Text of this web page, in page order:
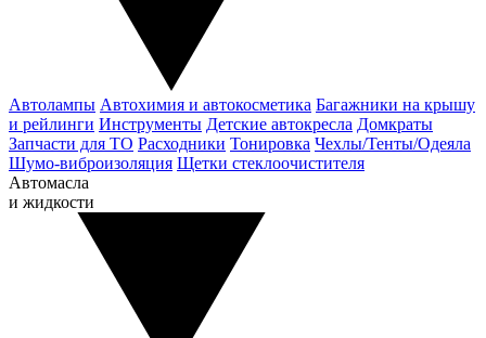
Автолампы Автохимия и автокосметика Багажники на крышу
и рейлинги Инструменты Детские автокресла Домкраты
Запчасти для ТО Расходники Тонировка Чехлы/Тенты/Одеяла
Шумо-виброизоляция Щетки стеклоочистителя
Автомасла
и жидкости